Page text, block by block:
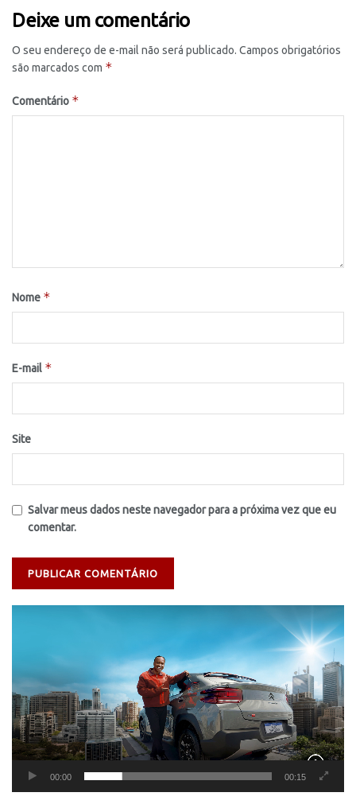
Deixe um comentário
O seu endereço de e-mail não será publicado. Campos obrigatórios
são marcados com *
Comentário *
Nome *
E-mail *
Site
Salvar meus dados neste navegador para a próxima vez que eu
comentar.
00:00 00:15